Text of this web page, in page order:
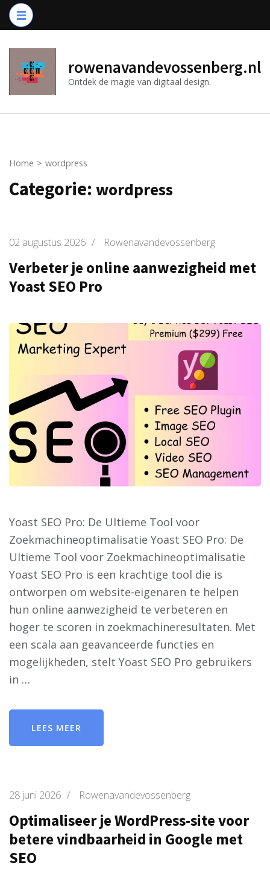
Ga
naar
(druk
Enter)
rowenavandevossenberg.nl
Ontdek de magie van digitaal design.
Home > wordpress
Categorie: wordpress
02 augustus 2026 / Rowenavandevossenberg
Verbeter je online aanwezigheid met
Yoast SEO Pro
Yoast SEO Pro: De Ultieme Tool voor
Zoekmachineoptimalisatie Yoast SEO Pro: De
Ultieme Tool voor Zoekmachineoptimalisatie
Yoast SEO Pro is een krachtige tool die is
ontworpen om website-eigenaren te helpen
hun online aanwezigheid te verbeteren en
hoger te scoren in zoekmachineresultaten. Met
een scala aan geavanceerde functies en
mogelijkheden, stelt Yoast SEO Pro gebruikers
in …
LEES MEER
28 juni 2026 / Rowenavandevossenberg
Optimaliseer je WordPress-site voor
betere vindbaarheid in Google met
SEO